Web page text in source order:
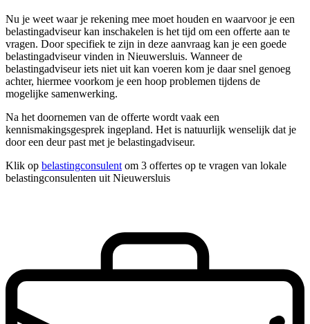
Nu je weet waar je rekening mee moet houden en waarvoor je een
belastingadviseur kan inschakelen is het tijd om een offerte aan te
vragen. Door specifiek te zijn in deze aanvraag kan je een goede
belastingadviseur vinden in Nieuwersluis. Wanneer de
belastingadviseur iets niet uit kan voeren kom je daar snel genoeg
achter, hiermee voorkom je een hoop problemen tijdens de
mogelijke samenwerking.
Na het doornemen van de offerte wordt vaak een
kennismakingsgesprek ingepland. Het is natuurlijk wenselijk dat je
door een deur past met je belastingadviseur.
Klik op belastingconsulent om 3 offertes op te vragen van lokale
belastingconsulenten uit Nieuwersluis